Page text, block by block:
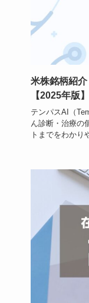
米株銘柄紹
【2025年版】
テンパスAI（
ん診断・治療の
トまでをわかり